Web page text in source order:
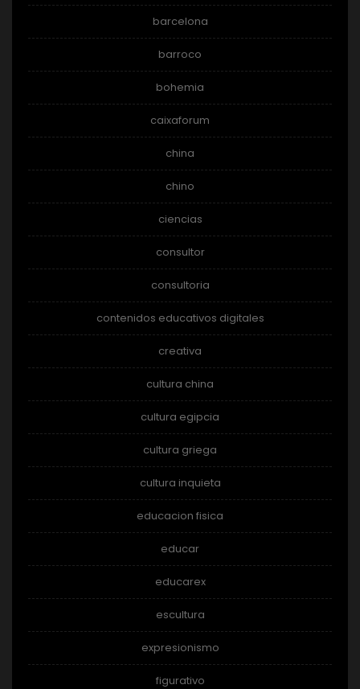
barcelona
barroco
bohemia
caixaforum
china
chino
ciencias
consultor
consultoria
contenidos educativos digitales
creativa
cultura china
cultura egipcia
cultura griega
cultura inquieta
educacion fisica
educar
educarex
escultura
expresionismo
figurativo